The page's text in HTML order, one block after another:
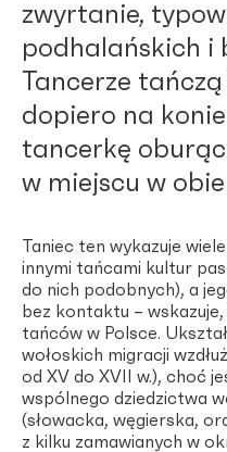
zwyrtanie,
podhalańskich i
Tancerze
dopiero na
tancerkę
w miejscu w
Taniec ten wykazuje
innymi tańcami kultur
do nich podobnych), a
bez kontaktu –
tańców w Polsce.
wołoskich migracji
od XV do XVII w.), choć
wspólnego dziedzictwa
(słowacka, węgierska,
z kilku zamawianych w